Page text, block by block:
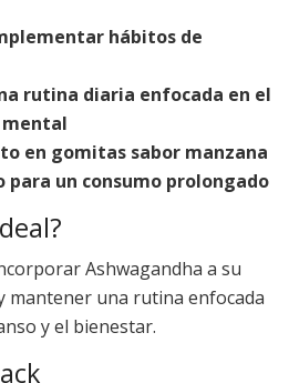
hábitos de
rutina diaria enfocada en el
en gomitas sabor manzana
para un consumo prolongado
Ashwagandha a su
mantener una rutina enfocada
y el bienestar.